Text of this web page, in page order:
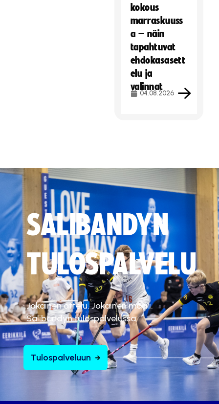
kokous
marraskuuss
a – näin
tapahtuvat
ehdokasasett
elu ja
valinnat
04.08.2026
SALIBANDYN
TULOSPALVELU
Jokainen ottelu. Jokainen maali.
Salibandyn tulospalvelussa.
Tulospalveluun